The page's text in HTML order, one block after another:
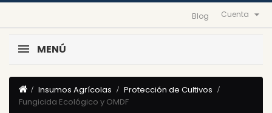
Cuenta 
Blog
MENÚ
Insumos Agrícolas
Protección de Cultivos
Fungicida Ecológico y OMDF